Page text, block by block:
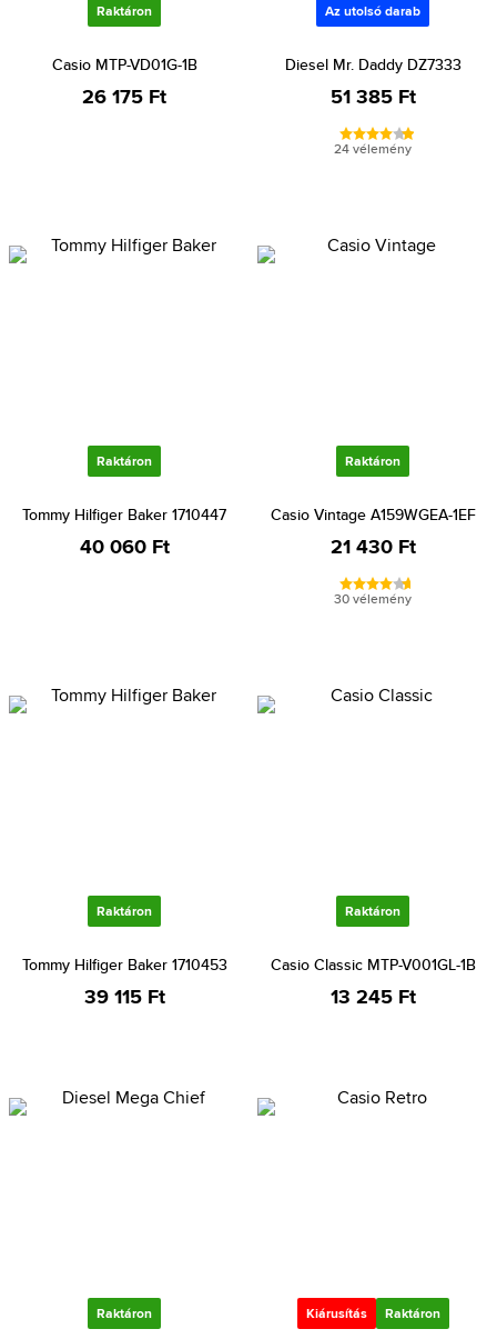
Raktáron
Casio MTP-VD01G-1B
26 175 Ft
Az utolsó darab
Diesel Mr. Daddy DZ7333
51 385 Ft
24 vélemény
Raktáron
Tommy Hilfiger Baker 1710447
40 060 Ft
Raktáron
Casio Vintage A159WGEA-1EF
21 430 Ft
30 vélemény
Raktáron
Tommy Hilfiger Baker 1710453
39 115 Ft
Raktáron
Casio Classic MTP-V001GL-1B
13 245 Ft
Raktáron Kiárusítás Raktáron